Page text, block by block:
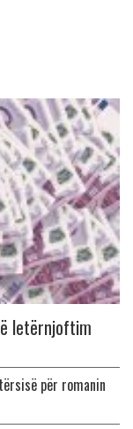
letërnjoftim
për romanin